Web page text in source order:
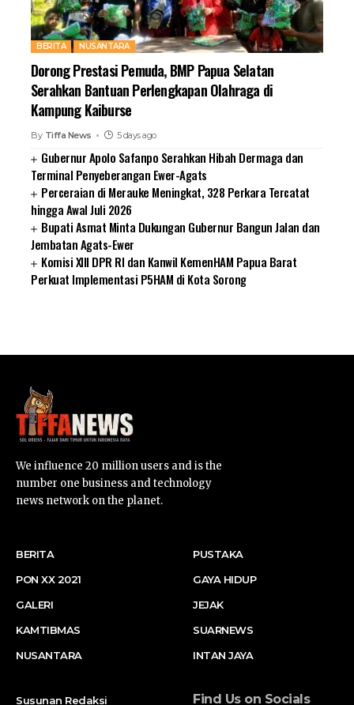
BERITA NUSANTARA
Dorong Prestasi Pemuda, BMP Papua Selatan
Serahkan Bantuan Perlengkapan Olahraga di
Kampung Kaiburse
By Tiffa News 5 days ago
Gubernur Apolo Safanpo Serahkan Hibah Dermaga dan
Terminal Penyeberangan Ewer-Agats
Perceraian di Merauke Meningkat, 328 Perkara Tercatat
hingga Awal Juli 2026
Bupati Asmat Minta Dukungan Gubernur Bangun Jalan dan
Jembatan Agats-Ewer
Komisi XIII DPR RI dan Kanwil KemenHAM Papua Barat
Perkuat Implementasi P5HAM di Kota Sorong
We influence 20 million users and is the
number one business and technology
news network on the planet.
BERITA
PON XX 2021
GALERI
KAMTIBMAS
NUSANTARA
PUSTAKA
GAYA HIDUP
JEJAK
SUARNEWS
INTAN JAYA
Susunan Redaksi Find Us on Socials